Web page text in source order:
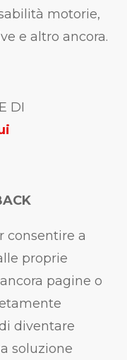
motorie,
e altro ancora.
DI
consentire a
proprie
pagine o
diventare
soluzione